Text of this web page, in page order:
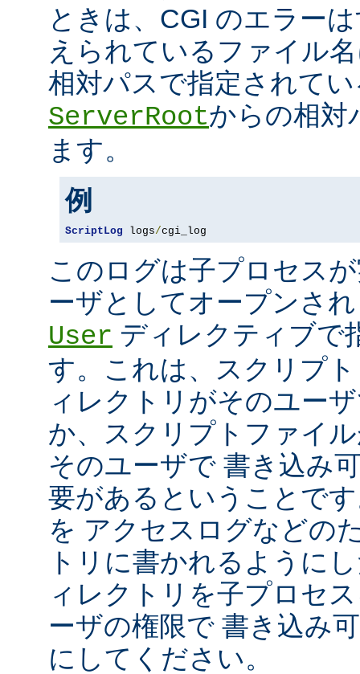
ときは、CGI のエラー
えられているファイル
相対パスで指定されて
ServerRootからの相対
ます。
例
ScriptLog logs/cgi_log
このログは子プロセス
ーザとしてオープンさ
User ディレクティブで
す。これは、スクリプ
ィレクトリがそのユー
か、スクリプトファイ
そのユーザで 書き込み
要があるということで
を アクセスログなどの
トリに書かれるように
ィレクトリを子プロセ
ーザの権限で 書き込み
にしてください。